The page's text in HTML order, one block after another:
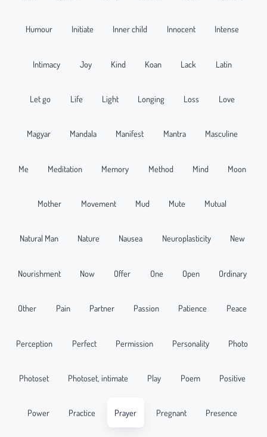
Humour Initiate Inner child Innocent Intense
Intimacy Joy Kind Koan Lack Latin
Let go Life Light Longing Loss Love
Magyar Mandala Manifest Mantra Masculine
Me Meditation Memory Method Mind Moon
Mother Movement Mud Mute Mutual
Natural Man Nature Nausea Neuroplasticity New
Nourishment Now Offer One Open Ordinary
Other Pain Partner Passion Patience Peace
Perception Perfect Permission Personality Photo
Photoset Photoset, intimate Play Poem Positive
Power Practice Prayer Pregnant Presence